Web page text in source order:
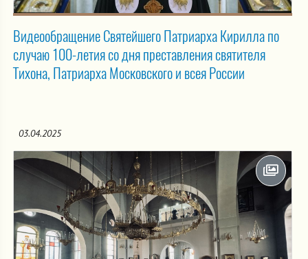
Видеообращение Святейшего Патриарха Кирилла по
случаю 100-летия со дня преставления святителя
Тихона, Патриарха Московского и всея России
03.04.2025